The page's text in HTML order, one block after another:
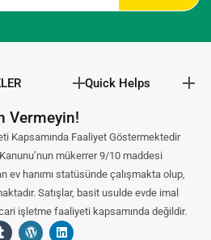
Quick Helps
Vermeyin!
Kapsamında Faaliyet Göstermektedir
mükerrer 9/10 maddesi
ev hanımı statüsünde çalışmakta olup,
Satışlar, basit usulde evde imal
işletme faaliyeti kapsamında değildir.